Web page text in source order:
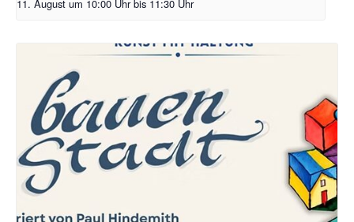
11. August um 10:00 Uhr bis 11:30 Uhr